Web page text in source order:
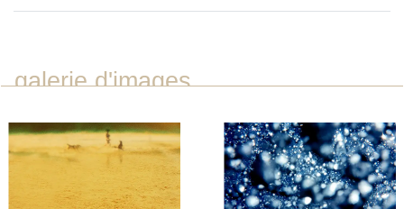
galerie d'images